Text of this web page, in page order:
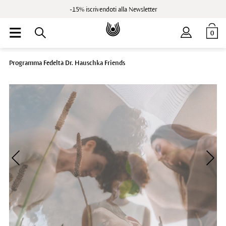
-15% iscrivendoti alla Newsletter
0
Programma Fedeltà Dr. Hauschka Friends